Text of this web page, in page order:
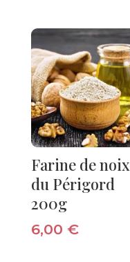
Farine de noix
du Périgord
200g
6,00 €